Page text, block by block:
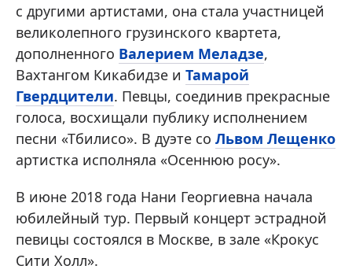
с другими артистами, она стала участницей
великолепного грузинского квартета,
дополненного Валерием Меладзе,
Вахтангом Кикабидзе и Тамарой
Гвердцители. Певцы, соединив прекрасные
голоса, восхищали публику исполнением
песни «Тбилисо». В дуэте со Львом Лещенко
артистка исполняла «Осеннюю росу».
В июне 2018 года Нани Георгиевна начала
юбилейный тур. Первый концерт эстрадной
певицы состоялся в Москве, в зале «Крокус
Сити Холл».